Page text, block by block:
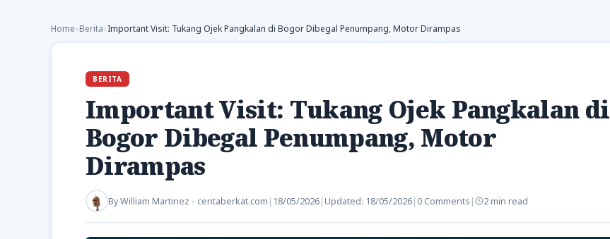
Home›Berita›Important Visit: Tukang Ojek Pangkalan di Bogor Dibegal Penumpang, Motor Dirampas
BERITA
Important Visit: Tukang Ojek Pangkalan di
Bogor Dibegal Penumpang, Motor
Dirampas
ByWilliam Martinez - ceritaberkat.com | 18/05/2026| Updated: 18/05/2026| 0 Comments | 2 min read